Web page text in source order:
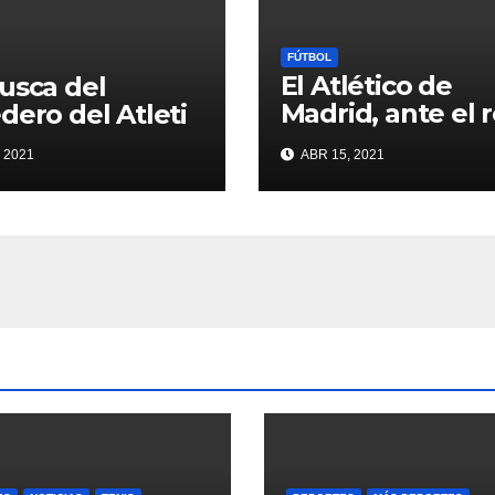
del
del Atleti
2021
FÚTBOL
El Atlético de
Madrid, ante el
de conquistar la
ABR 15, 2021